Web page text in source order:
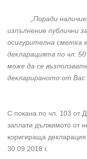
„Поради
изпълнение публични
осигурителна сметка
декларацията по чл.
може да се
декларираното от Вас
С покана по чл. 103 от
заплати дължимото от
коригираща
30.09.2018 г.